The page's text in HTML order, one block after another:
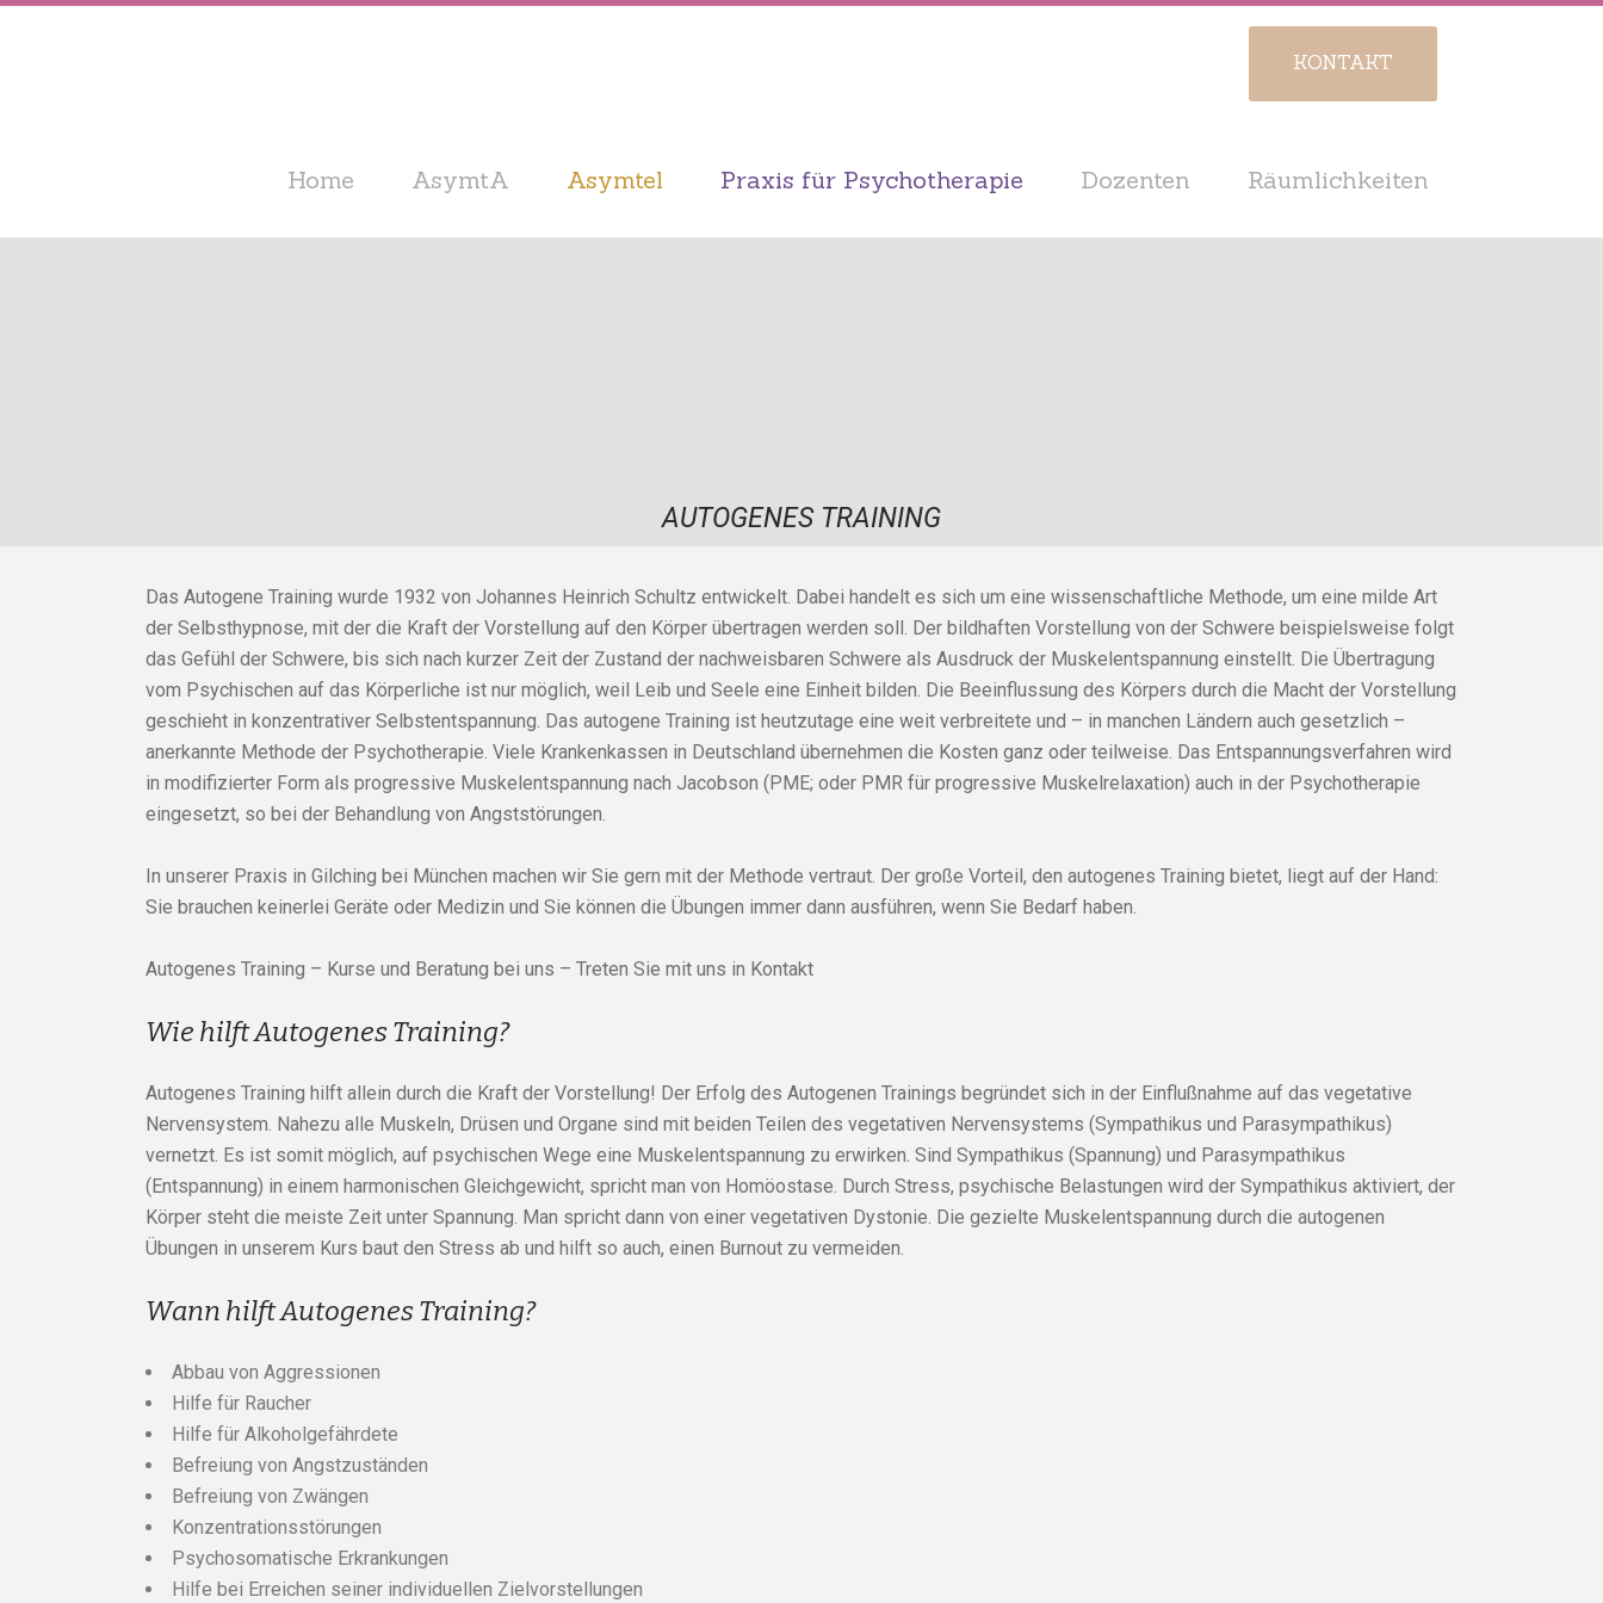
KONTAKT
Home AsymtA Asymtel Praxis für Psychotherapie Dozenten Räumlichkeiten
AUTOGENES TRAINING
Das Autogene Training wurde 1932 von Johannes Heinrich Schultz entwickelt. Dabei handelt es sich um eine wissenschaftliche Methode, um eine milde Art
der Selbsthypnose, mit der die Kraft der Vorstellung auf den Körper übertragen werden soll. Der bildhaften Vorstellung von der Schwere beispielsweise folgt
das Gefühl der Schwere, bis sich nach kurzer Zeit der Zustand der nachweisbaren Schwere als Ausdruck der Muskelentspannung einstellt. Die Übertragung
vom Psychischen auf das Körperliche ist nur möglich, weil Leib und Seele eine Einheit bilden. Die Beeinflussung des Körpers durch die Macht der Vorstellung
geschieht in konzentrativer Selbstentspannung. Das autogene Training ist heutzutage eine weit verbreitete und – in manchen Ländern auch gesetzlich –
anerkannte Methode der Psychotherapie. Viele Krankenkassen in Deutschland übernehmen die Kosten ganz oder teilweise. Das Entspannungsverfahren wird
in modifizierter Form als progressive Muskelentspannung nach Jacobson (PME; oder PMR für progressive Muskelrelaxation) auch in der Psychotherapie
eingesetzt, so bei der Behandlung von Angststörungen.
In unserer Praxis in Gilching bei München machen wir Sie gern mit der Methode vertraut. Der große Vorteil, den autogenes Training bietet, liegt auf der Hand:
Sie brauchen keinerlei Geräte oder Medizin und Sie können die Übungen immer dann ausführen, wenn Sie Bedarf haben.
Autogenes Training – Kurse und Beratung bei uns – Treten Sie mit uns in Kontakt
Wie hilft Autogenes Training?
Autogenes Training hilft allein durch die Kraft der Vorstellung! Der Erfolg des Autogenen Trainings begründet sich in der Einflußnahme auf das vegetative
Nervensystem. Nahezu alle Muskeln, Drüsen und Organe sind mit beiden Teilen des vegetativen Nervensystems (Sympathikus und Parasympathikus)
vernetzt. Es ist somit möglich, auf psychischen Wege eine Muskelentspannung zu erwirken. Sind Sympathikus (Spannung) und Parasympathikus
(Entspannung) in einem harmonischen Gleichgewicht, spricht man von Homöostase. Durch Stress, psychische Belastungen wird der Sympathikus aktiviert, der
Körper steht die meiste Zeit unter Spannung. Man spricht dann von einer vegetativen Dystonie. Die gezielte Muskelentspannung durch die autogenen
Übungen in unserem Kurs baut den Stress ab und hilft so auch, einen Burnout zu vermeiden.
Wann hilft Autogenes Training?
Abbau von Aggressionen
Hilfe für Raucher
Hilfe für Alkoholgefährdete
Befreiung von Angstzuständen
Befreiung von Zwängen
Konzentrationsstörungen
Psychosomatische Erkrankungen
Hilfe bei Erreichen seiner individuellen Zielvorstellungen